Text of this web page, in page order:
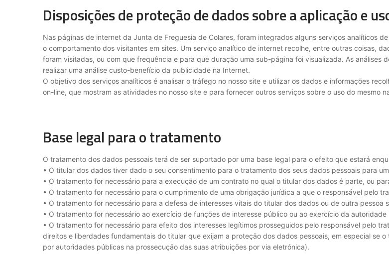
Disposições de proteção de dados sobre a aplicação e
Nas páginas de internet da Junta de Freguesia de Colares, foram integrados alguns serviços analíticos
o comportamento dos visitantes em sites. Um serviço analítico de internet recolhe, entre outras coisas,
foram visitadas, ou com que frequência e para que duração uma sub-página foi visualizada. As análises
realizar uma análise custo-benefício da publicidade na Internet.
O objetivo dos serviços analíticos é analisar o tráfego no nosso site e utilizar os dados e informações
on-line, que mostram as atividades no nosso site e para fornecer outros serviços sobre o uso do mesmo
Base legal para o tratamento
O tratamento dos dados pessoais terá de ser suportado por uma base legal para o efeito que estará
• O titular dos dados tiver dado o seu consentimento para o tratamento dos seus dados pessoais para
• O tratamento for necessário para a execução de um contrato no qual o titular dos dados é parte, ou
• O tratamento for necessário para o cumprimento de uma obrigação jurídica a que o responsável pelo
• O tratamento for necessário para a defesa de interesses vitais do titular dos dados ou de outra pessoa
• O tratamento for necessário ao exercício de funções de interesse público ou ao exercício da
• O tratamento for necessário para efeito dos interesses legítimos prosseguidos pelo responsável pelo
direitos e liberdades fundamentais do titular que exijam a proteção dos dados pessoais, em especial se
por autoridades públicas na prossecução das suas atribuições por via eletrónica).